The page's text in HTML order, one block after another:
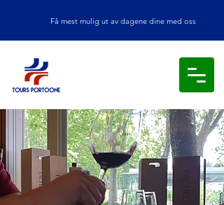
Få mest mulig ut av dagene dine med oss